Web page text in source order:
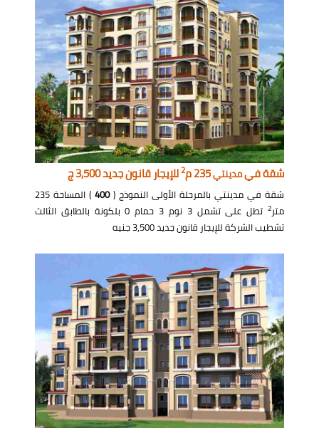
شقة فيمدينتي235 م 2للإيجار قانون جديد 3,500 ج
شقة في مدينتي بالمرحلة الأولى النموذج (400
) المساحة 235
متر2
تطل على تشمل 3 نوم 3 حمام 0 بلكونة بالطابق الثالث
تشطيب الشركة للإيجار قانون جديد 3,500 جنيه